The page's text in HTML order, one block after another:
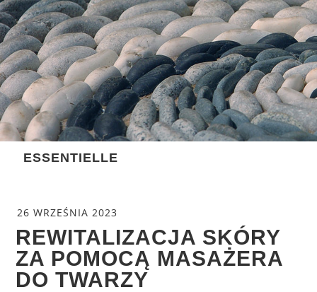
Skip
to
content
ESSENTIELLE
26 WRZEŚNIA 2023
REWITALIZACJA SKÓRY
ZA POMOCĄ MASAŻERA
DO TWARZY